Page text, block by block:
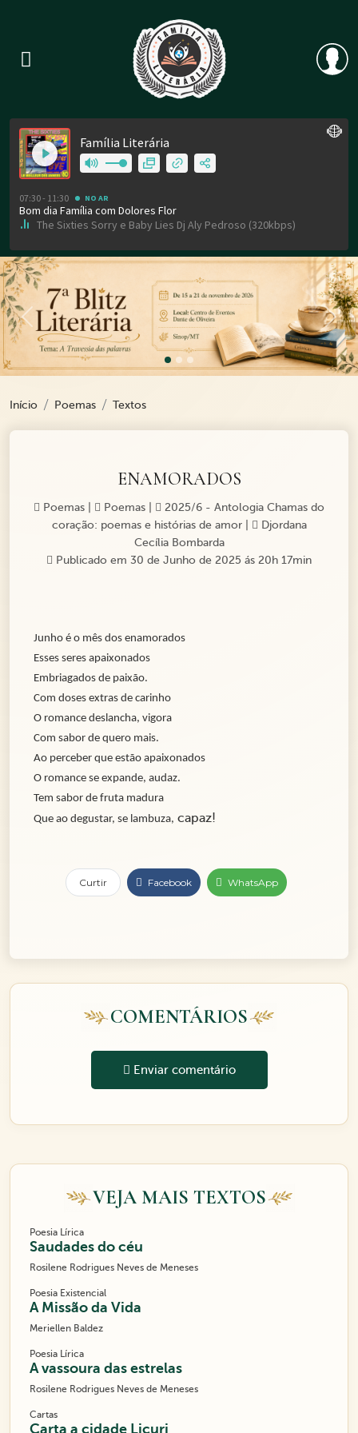
Previous
Início Poemas Textos
ENAMORADOS
Poemas Poemas
2025/6 - Antologia Chamas do
coração: poemas e histórias de amor|
Djordana
Cecília Bombarda
Publicado em 30 de Junho de 2025 ás 20h 17min
Junho é o mês dos enamorados
Esses seres apaixonados
Embriagados de paixão.
Com doses extras de carinho
O romance deslancha, vigora
Com sabor de quero mais.
Ao perceber que estão apaixonados
O romance se expande, audaz.
Tem sabor de fruta madura
Que ao degustar, se lambuza, capaz!
Curtir Facebook WhatsApp
COMENTÁRIOS
Enviar comentário
VEJA MAIS TEXTOS
Poesia Lírica
Saudades do céu
Rosilene Rodrigues Neves de Meneses
Poesia Existencial
A Missão da Vida
Meriellen Baldez
Poesia Lírica
A vassoura das estrelas
Rosilene Rodrigues Neves de Meneses
Cartas
Carta a cidade Licuri